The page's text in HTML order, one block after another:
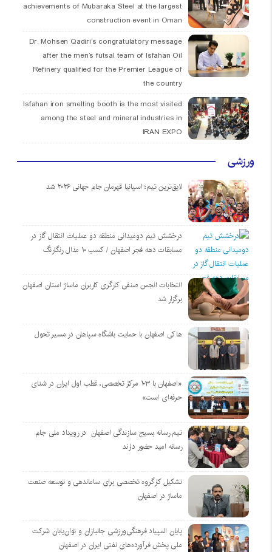
achievements of Mubaraka Steel at the largest
construction event in Oman
Dr. Mohsen Qadiri’s congratulatory message
after the men’s futsal team of Isfahan Oil
Refinery qualified for the Premier League of
the country
Isfahan iron smelting booth is the most visited
among the steel and mineral industries in
IRAN EXPO
ورزشی
لایق‌ترین تیم؛ اسپانیا قهرمان جام جهانی ۲۰۲۶ شد
درخشش تیم دومیدانی منطقه دو عملیات انتقال گاز در
مسابقات دهه فجر اصفهان / کسب ۱۰ مدال رنگارنگ
انتخابات انجمن صنفی کارگری کاربران ماساژ استان اصفهان
برگزار شد
هاکی اصفهان با حمایت باشگاه سپاهان در مسیر تحول
«اصفهان با ۱۰۳ مرکز تخصصی، قطب اول ایران در شنای
حرفه‌ای است»
تیم رسانه بسیج سازندگی اصفهان در رویداد ملی جام
رسانه امید حضور دارند
تشکیل کارگروه تخصصی برای ساماندهی و توسعه صنعت
ماساژ در اصفهان
پایان المپیاد فرهنگی‌ورزشی جانبازان و توان‌یابان شرکت
ملی پخش فرآورده‌های نفتی ایران در اصفهان